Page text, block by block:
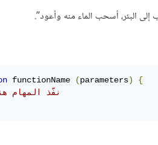
البئر، أسحب الماء منه وأعود”.
functionName (parameters)
{
// نفّذ المهام